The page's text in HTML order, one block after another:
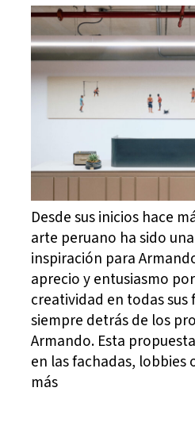
Desde sus inicios hace
arte peruano ha sido
inspiración para
aprecio y entusiasmo
creatividad en todas
siempre detrás de los
Armando. Esta
en las fachadas,
más